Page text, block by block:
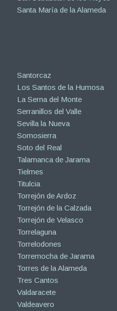
Santa María de la Alameda
Santorcaz
Los Santos de la Humosa
La Serna del Monte
Serranillos del Valle
Sevilla la Nueva
Somosierra
Soto del Real
Talamanca de Jarama
Tielmes
Titulcia
Torrejón de Ardoz
Torrejón de la Calzada
Torrejón de Velasco
Torrelaguna
Torrelodones
Torremocha de Jarama
Torres de la Alameda
Tres Cantos
Valdaracete
Valdeavero